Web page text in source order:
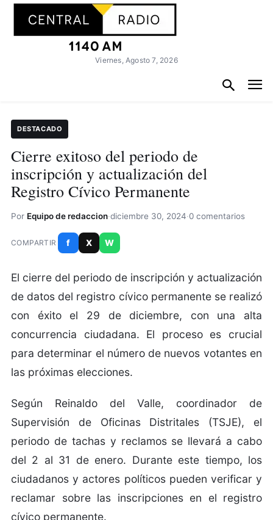
Viernes, Agosto 7, 2026
DESTACADO
Cierre exitoso del periodo de
inscripción y actualización del
Registro Cívico Permanente
Por Equipo de redaccion·diciembre 30, 2024·0 comentarios
COMPARTIR f X W
El cierre del periodo de inscripción y actualización
de datos del registro cívico permanente se realizó
con éxito el 29 de diciembre, con una alta
concurrencia ciudadana. El proceso es crucial
para determinar el número de nuevos votantes en
las próximas elecciones.
Según Reinaldo del Valle, coordinador de
Supervisión de Oficinas Distritales (TSJE), el
periodo de tachas y reclamos se llevará a cabo
del 2 al 31 de enero. Durante este tiempo, los
ciudadanos y actores políticos pueden verificar y
reclamar sobre las inscripciones en el registro
cívico permanente.